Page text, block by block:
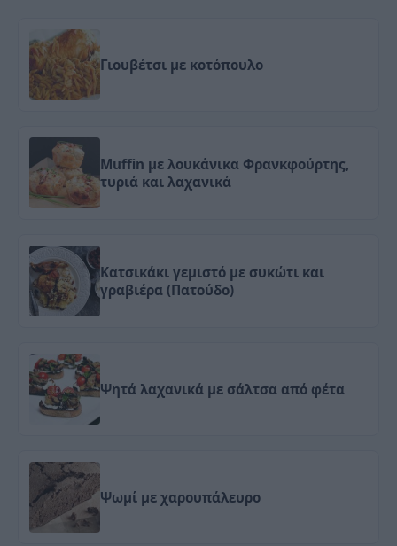
Γιουβέτσι με κοτόπουλο
Muffin με λουκάνικα Φρανκφούρτης,
τυριά και λαχανικά
Κατσικάκι γεμιστό με συκώτι και
γραβιέρα (Πατούδο)
Ψητά λαχανικά με σάλτσα από φέτα
Ψωμί με χαρουπάλευρο